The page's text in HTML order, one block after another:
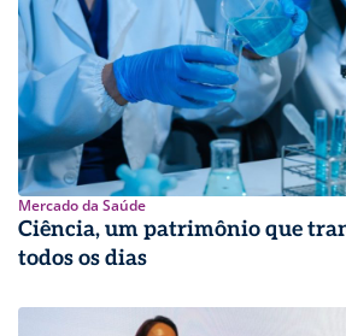
Mercado da Saúde
Ciência, um patrimônio que
todos os dias